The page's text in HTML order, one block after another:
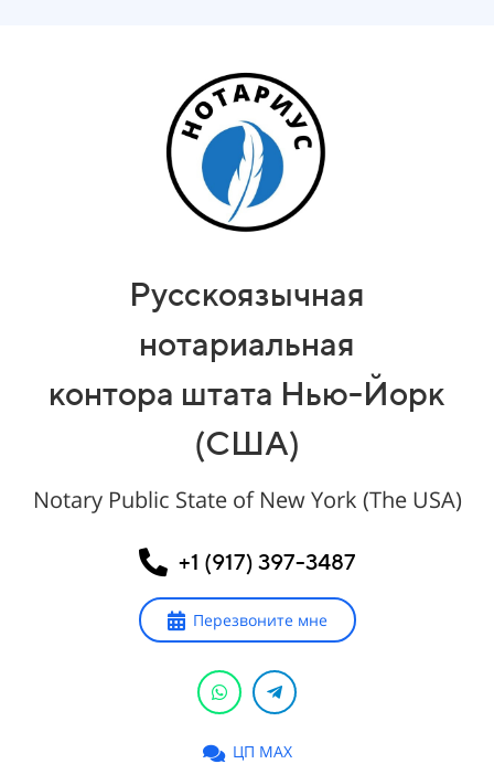
Русскоязычная
нотариальная
контора штата Нью-Йорк
(США)
Notary Public State of New York (The USA)
+1 (917) 397-3487
Перезвоните мне
ЦП MAX